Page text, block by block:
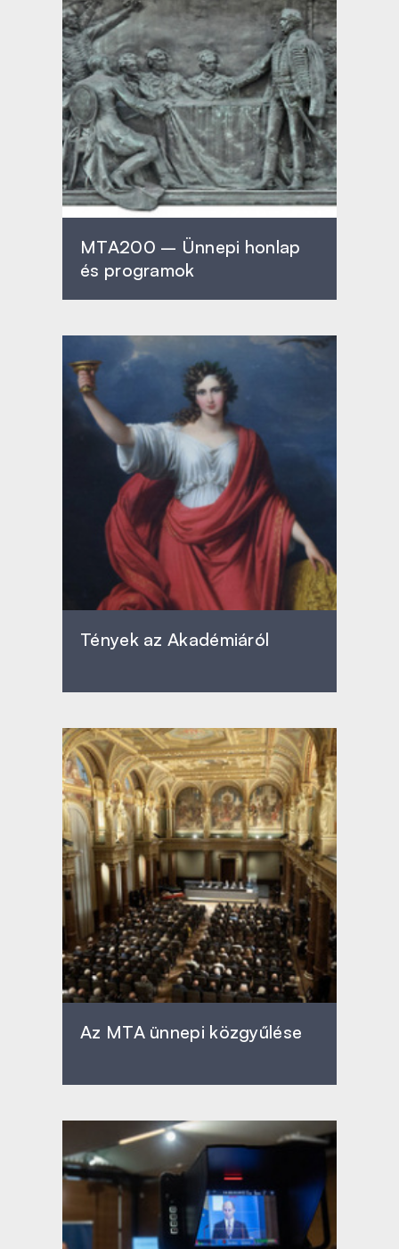
MTA200 – Ünnepi honlap
és programok
Tények az Akadémiáról
Az MTA ünnepi közgyűlése